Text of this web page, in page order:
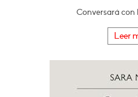
Conversará con
Leer